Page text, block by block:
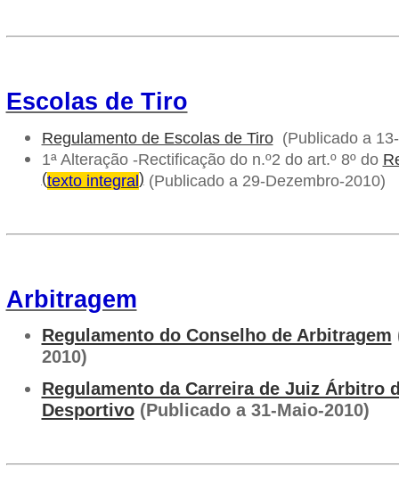
Escolas de Tiro
Regulamento de Escolas de Tiro (Publicado a
1ª Alteração -Rectificação do n.º2 do art.º 8º do
(texto integral ) (Publicado a 29-Dezembro-2010)
Arbitragem
Regulamento do Conselho de Arbitragem
2010)
Regulamento da Carreira de Juiz Árbitro
Desportivo(Publicado a 31-Maio-2010)